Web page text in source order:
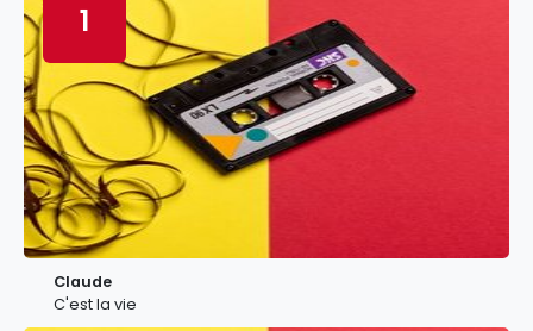
1
Claude
C'est la vie